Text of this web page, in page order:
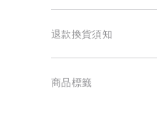
退款換貨須知
商品標籤